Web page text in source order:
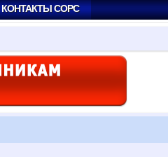
КОНТАКТЫ СОРС